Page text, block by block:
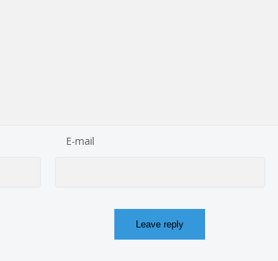
E-mail